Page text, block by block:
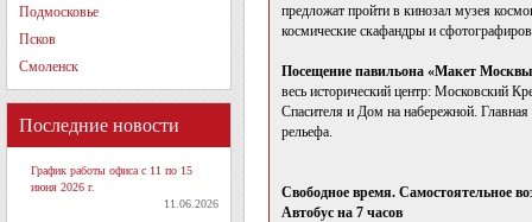
Подмосковье
Псков
Смоленск
Последние новости
График работы офиса с 11 по 15
июня 2026 г.
11.06.2026
предложат пройти в кинозал музея
космические скафандры и
Посещение павильона «Макет
весь исторический центр: Московский
Спасителя и Дом на набережной. Главная
рельефа.
Свободное время. Самостоятельное
Автобус на 7 часов